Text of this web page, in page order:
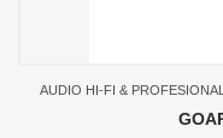
AUDIO HI-FI &